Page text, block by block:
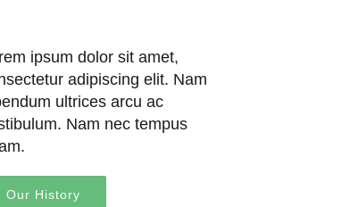
ipsum dolor sit amet,
adipiscing elit. Nam
ultrices arcu ac
Nam nec tempus
Our History